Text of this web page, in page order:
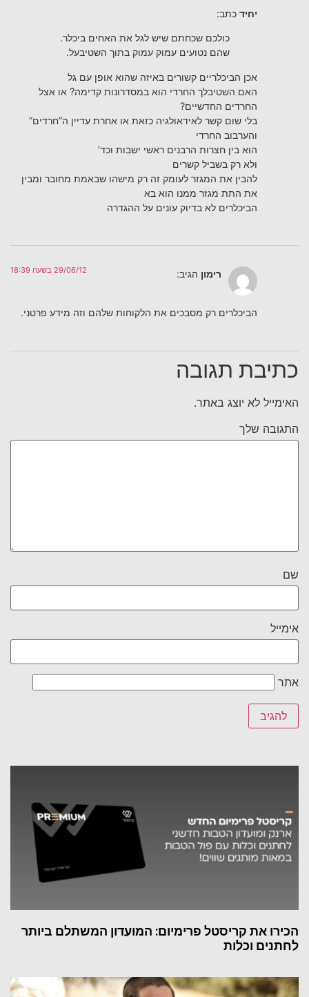
יחיד כתב:
כולכם שכחתם שיש לגל את האחים ביכלר.
שהם נטועים עמוק עמוק בתוך השטיבעל.
אכן הביכלריים קשורים באיזה שהוא אופן עם גל
האם השטיבלך החרדי הוא במסדרונות קדימה? או אצל
החרדים החדשיים?
בלי שום קשר לאידאולגיה כזאת או אחרת עדיין ה”חרדים”
והערבוב החרדי
הוא בין חצרות הרבנים ראשי ישבות וכד’
ולא רק בשביל קשרים
להבין את המגזר לעומק זה רק מישהו שבאמת מחובר ומבין
את התת מגזר ממנו הוא בא
הביכלרים לא בדיוק עונים על ההגדרה
רימון הגיב: 29/06/12 בשעה 18:39
הביכלרים רק מסבכים את הלקוחות שלהם וזה מידע פרטני.
כתיבת תגובה
האימייל לא יוצג באתר.
התגובה שלך
שם
אימייל
אתר
הכירו את קריסטל פרימיום: המועדון המשתלם ביותר
לחתנים וכלות